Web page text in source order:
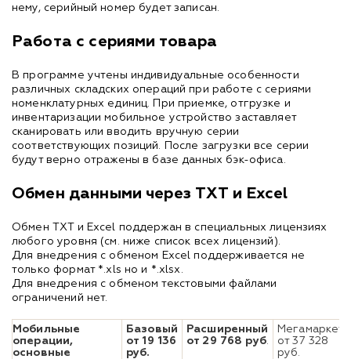
нему, серийный номер будет записан.
Работа с сериями товара
В программе учтены индивидуальные особенности
различных складских операций при работе с сериями
номенклатурных единиц. При приемке, отгрузке и
инвентаризации мобильное устройство заставляет
сканировать или вводить вручную серии
соответствующих позиций. После загрузки все серии
будут верно отражены в базе данных бэк-офиса.
Обмен данными через TXT и Excel
Обмен TXT и Excel поддержан в специальных лицензиях
любого уровня (см. ниже список всех лицензий).
Для внедрения с обменом Excel поддерживается не
только формат *.xls но и *.xlsx.
Для внедрения с обменом текстовыми файлами
ограничений нет.
Мобильные
операции,
основные
Базовый
от 19 136
руб.
Расширенный
от 29 768 руб.
Мегамаркет
от 37 328
руб.